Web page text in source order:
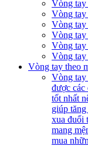
Vòng tay
Vòng tay
Vòng tay
Vòng tay
Vòng tay
Vòng
Vòng tay theo
Vòng tay
được các
tốt nhất
giúp
xua đuổi
mang
mua